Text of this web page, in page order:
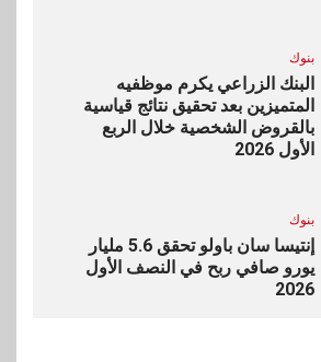
بنوك
البنك الزراعي يكرم موظفيه
المتميزين بعد تحقيق نتائج قياسية
بالقروض الشخصية خلال الربع
الأول 2026
بنوك
إنتيسا سان باولو تحقق 5.6 مليار
يورو صافي ربح في النصف الأول
2026